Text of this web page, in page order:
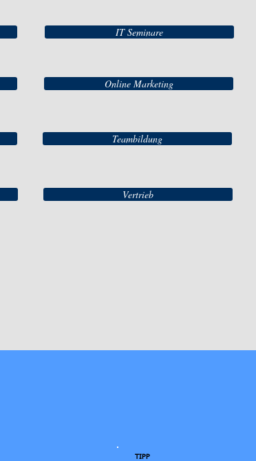
IT Seminare
Online Marketing
Teambildung
Vertrieb
TIPP